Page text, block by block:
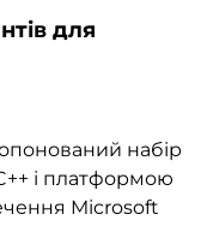
для
набір
і платформою
Microsoft